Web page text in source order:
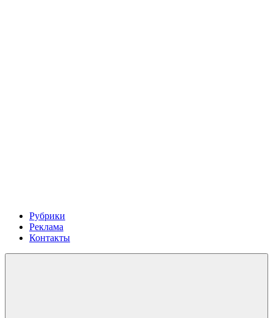
Рубрики
Реклама
Контакты